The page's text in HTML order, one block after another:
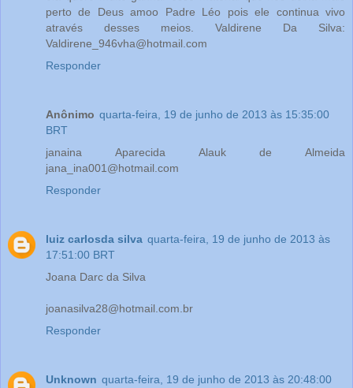
perto de Deus amoo Padre Léo pois ele continua vivo
através desses meios. Valdirene Da Silva:
Valdirene_946vha@hotmail.com
Responder
Anônimo quarta-feira, 19 de junho de 2013 às 15:35:00
BRT
janaina Aparecida Alauk de Almeida
jana_ina001@hotmail.com
Responder
luiz carlosda silva quarta-feira, 19 de junho de 2013 às
17:51:00 BRT
Joana Darc da Silva
joanasilva28@hotmail.com.br
Responder
Unknown quarta-feira, 19 de junho de 2013 às 20:48:00